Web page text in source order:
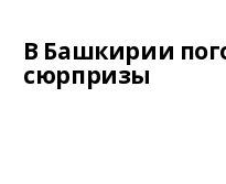
В Башкирии
сюрпризы